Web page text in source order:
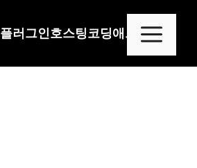
플러그인호스팅코딩애드센스